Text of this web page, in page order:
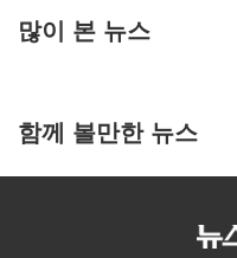
많이 본 뉴스
함께 볼만한 뉴스